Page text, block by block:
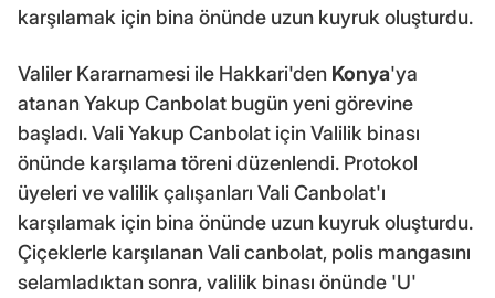
karşılamak için bina önünde uzun kuyruk oluşturdu.
Valiler Kararnamesi ile Hakkari'den Konya'ya
atanan Yakup Canbolat bugün yeni görevine
başladı. Vali Yakup Canbolat için Valilik binası
önünde karşılama töreni düzenlendi. Protokol
üyeleri ve valilik çalışanları Vali Canbolat'ı
karşılamak için bina önünde uzun kuyruk oluşturdu.
Çiçeklerle karşılanan Vali canbolat, polis mangasını
selamladıktan sonra, valilik binası önünde 'U'